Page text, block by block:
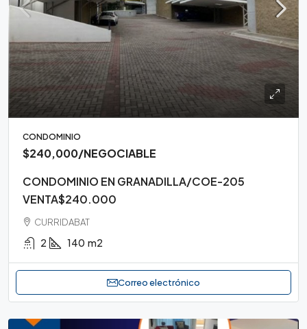
CONDOMINIO
$240,000/NEGOCIABLE
CONDOMINIO EN GRANADILLA/COE-205
VENTA$240.000
CURRIDABAT
2 140 m2
Correo electrónico